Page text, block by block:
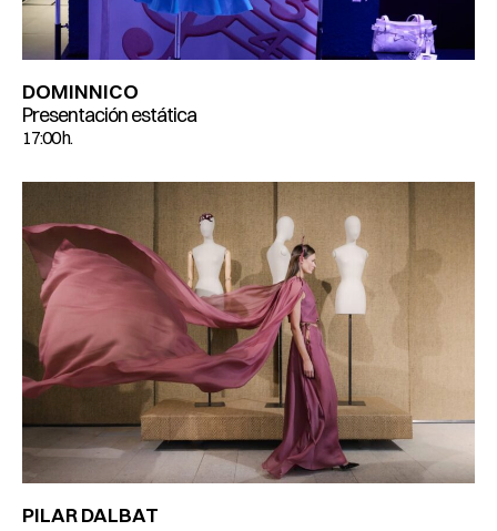
DOMINNICO
Presentación estática
17:00 h.
PILAR DALBAT